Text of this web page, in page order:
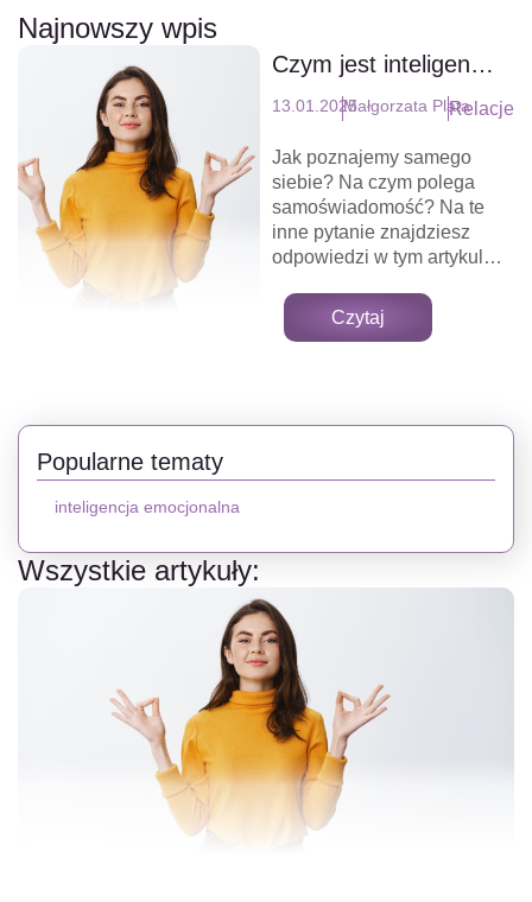
Najnowszy wpis
Czym jest inteligencja
emocjonalna?
13.01.2025Małgorzata PlataRelacje
Jak poznajemy samego
siebie? Na czym polega
samoświadomość? Na te
inne pytanie znajdziesz
odpowiedzi w tym artykule.
dyskusji. W cyklu mini-
artykułów odpowiem na te i
refleksji nad sobą. Zatem
do pierwszej z wielu
Czytaj
Popularne tematy
inteligencja emocjonalna
Wszystkie artykuły: